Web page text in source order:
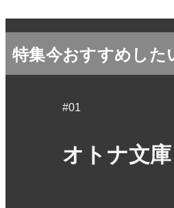
特集今おすすめした
#01
オトナ文